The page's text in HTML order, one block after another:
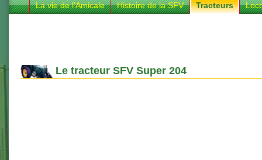
La vie de l’Amicale Histoire de la SFV Tracteurs
Le tracteur SFV Super 204